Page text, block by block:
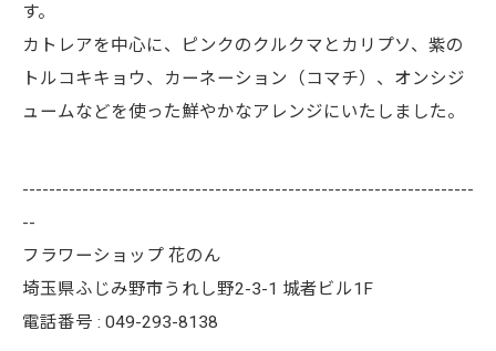
す。
カトレアを中心に、ピンクのクルクマとカリプソ、紫の
トルコキキョウ、カーネーション（コマチ）、オンシジ
ュームなどを使った鮮やかなアレンジにいたしました。
--------------------------------------------------------------------
--
フラワーショップ 花のん
埼玉県ふじみ野市うれし野2-3-1 城者ビル1F
電話番号 : 049-293-8138